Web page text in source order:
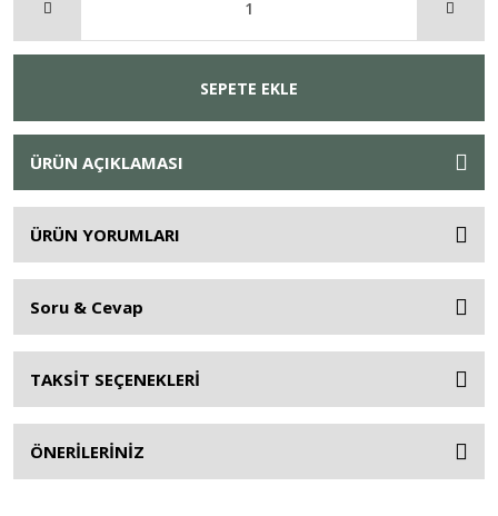
SEPETE EKLE
ÜRÜN AÇIKLAMASI
ÜRÜN YORUMLARI
Soru & Cevap
TAKSİT SEÇENEKLERİ
ÖNERİLERİNİZ